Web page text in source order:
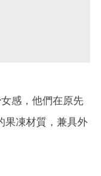
感，他們在原先
果凍材質，兼具外